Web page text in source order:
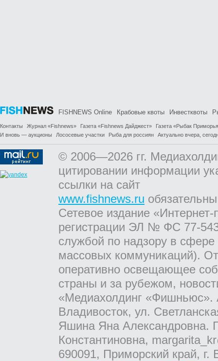
FISHNEWS Online Крабовые квоты Инвестквоты
Контакты Журнал «Fishnews» Газета «Fishnews Дайджест»
Газета «Рыбак
И вновь — аукционы
Лососевые участки Рыба для россиян Актуально вчера,
© 2006—2026 гг.
цитировании информации
ссылки на сайт
www.fishnews.ru
Сетевое издание
регистрации ЭЛ № ФС 77-
службой по надзору в
массовых коммуникаций).
оперативно освещающее
страны и за рубежом,
«Медиахолдинг «Фишньюс».
Владивосток, ул.
Яшина Яна Александровна.
Константиновна,
690091, Приморский край,